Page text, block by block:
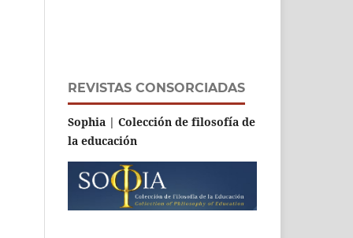
REVISTAS CONSORCIADAS
Sophia | Colección de filosofía de
la educación